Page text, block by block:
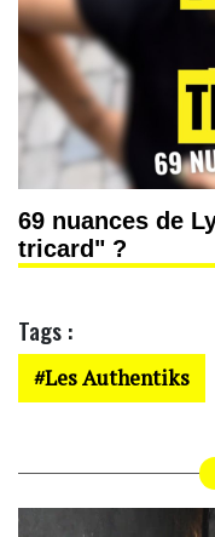
69 nuances de
tricard" ?
Tags :
Les Authentiks